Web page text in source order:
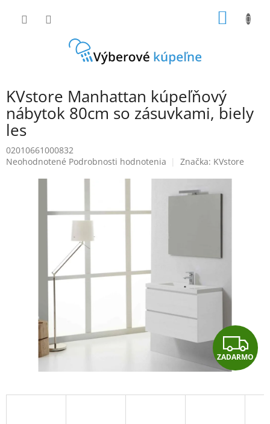
KVstore Manhattan kúpeľňový
nábytok 80cm so zásuvkami, biely
les
02010661000832
Priemerné
Neohodnotené Podrobnosti hodnotenia Značka: KVstore
Z
A
D
ZADARMO